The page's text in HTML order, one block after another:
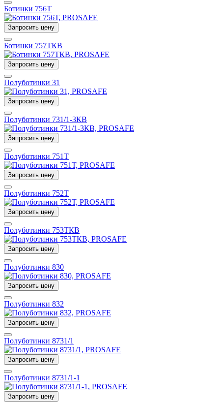
Ботинки 756Т
Запросить цену
Ботинки 757ТКВ
Запросить цену
Полуботинки 31
Запросить цену
Полуботинки 731/1-3КВ
Запросить цену
Полуботинки 751Т
Запросить цену
Полуботинки 752Т
Запросить цену
Полуботинки 753ТКВ
Запросить цену
Полуботинки 830
Запросить цену
Полуботинки 832
Запросить цену
Полуботинки 8731/1
Запросить цену
Полуботинки 8731/1-1
Запросить цену